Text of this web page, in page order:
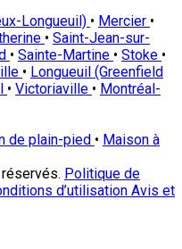
Longueuil) • Mercier •
• Saint-Jean-sur-
• Sainte-Martine • Stoke •
• Longueuil (Greenfield
• Victoriaville • Montréal-
de plain-pied • Maison à
Politique de
d’utilisation Avis et